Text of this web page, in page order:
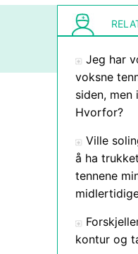
Jeg har
voksne
siden,
Hvorfor?
Ville
å ha
tennene
kontur og